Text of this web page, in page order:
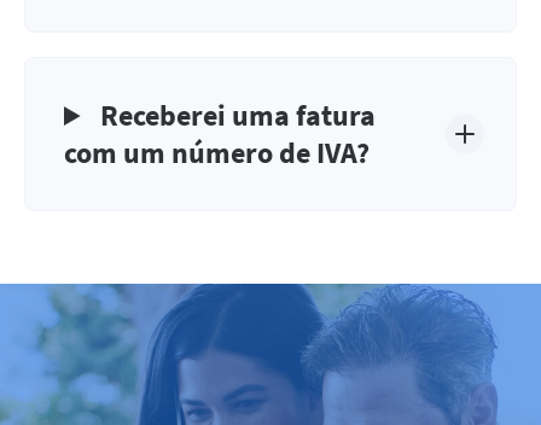
Receberei uma fatura
com um número de IVA?